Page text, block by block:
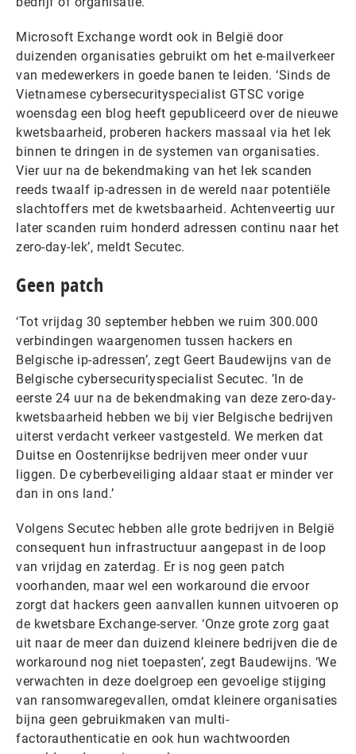
Microsoft Exchange wordt ook in België door
duizenden organisaties gebruikt om het e-mailverkeer
van medewerkers in goede banen te leiden. ‘Sinds de
Vietnamese cybersecurityspecialist GTSC vorige
woensdag een blog heeft gepubliceerd over de nieuwe
kwetsbaarheid, proberen hackers massaal via het lek
binnen te dringen in de systemen van organisaties.
Vier uur na de bekendmaking van het lek scanden
reeds twaalf ip-adressen in de wereld naar potentiële
slachtoffers met de kwetsbaarheid. Achtenveertig uur
later scanden ruim honderd adressen continu naar het
zero-day-lek’, meldt Secutec.
Geen patch
‘Tot vrijdag 30 september hebben we ruim 300.000
verbindingen waargenomen tussen hackers en
Belgische ip-adressen’, zegt Geert Baudewijns van de
Belgische cybersecurityspecialist Secutec. ’In de
eerste 24 uur na de bekendmaking van deze zero-day-
kwetsbaarheid hebben we bij vier Belgische bedrijven
uiterst verdacht verkeer vastgesteld. We merken dat
Duitse en Oostenrijkse bedrijven meer onder vuur
liggen. De cyberbeveiliging aldaar staat er minder ver
dan in ons land.’
Volgens Secutec hebben alle grote bedrijven in België
consequent hun infrastructuur aangepast in de loop
van vrijdag en zaterdag. Er is nog geen patch
voorhanden, maar wel een workaround die ervoor
zorgt dat hackers geen aanvallen kunnen uitvoeren op
de kwetsbare Exchange-server. ‘Onze grote zorg gaat
uit naar de meer dan duizend kleinere bedrijven die de
workaround nog niet toepasten’, zegt Baudewijns. ‘We
verwachten in deze doelgroep een gevoelige stijging
van ransomwaregevallen, omdat kleinere organisaties
bijna geen gebruikmaken van multi-
factorauthenticatie en ook hun wachtwoorden